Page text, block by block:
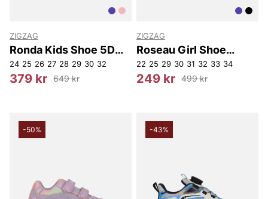
ZIGZAG
Ronda Kids Shoe 5D
w/Lights
24 25 26 27 28 29 30 32
379 kr 649 kr
ZIGZAG
Roseau Girl Shoe
W/Lights.
22 25 29 30 31 32 33 34
249 kr 499 kr
-50% -43%